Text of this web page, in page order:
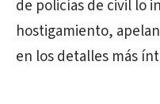
de policías de civil lo
hostigamiento,
en los detalles más